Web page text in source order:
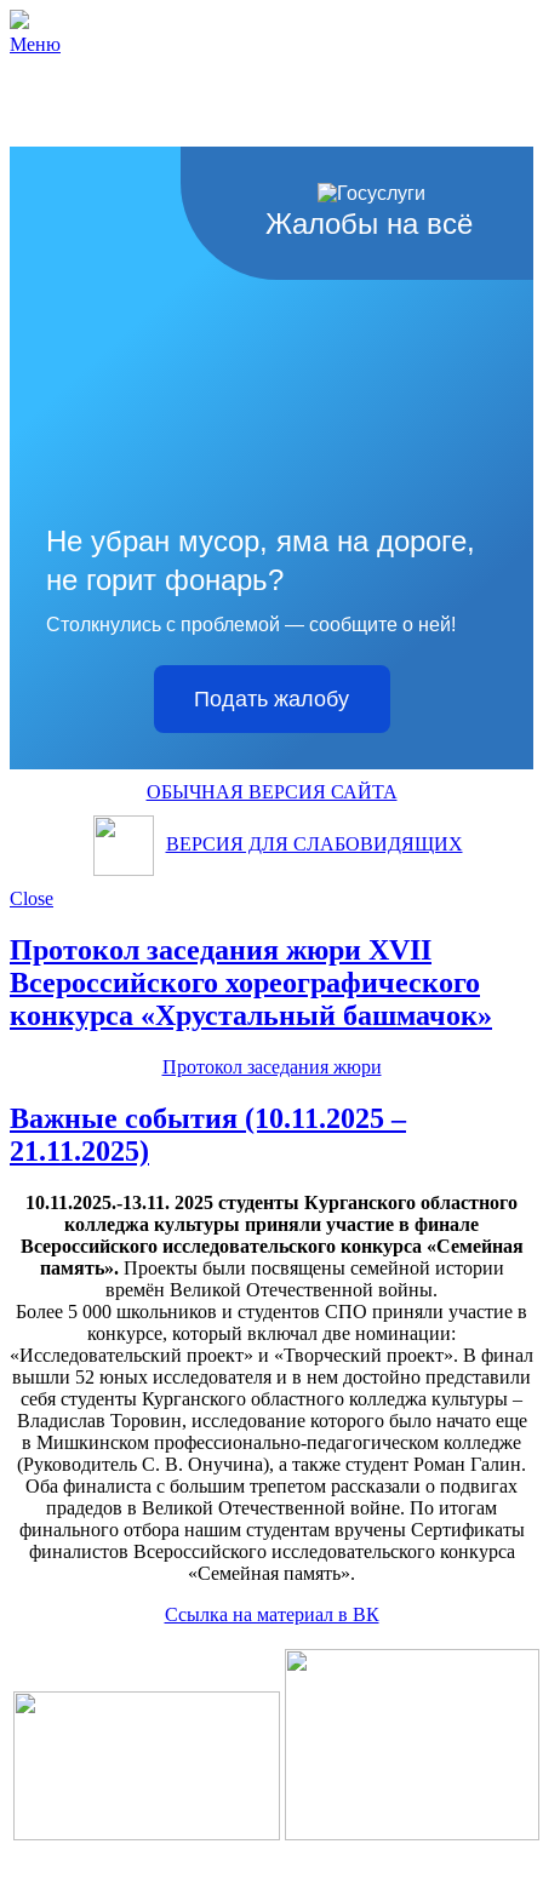
Меню
Жалобы на всё
Не убран мусор, яма на дороге,
не горит фонарь?
Столкнулись с проблемой — сообщите о ней!
Подать жалобу
ОБЫЧНАЯ ВЕРСИЯ САЙТА
ВЕРСИЯ ДЛЯ СЛАБОВИДЯЩИХ
Close
Протокол заседания жюри XVII
Всероссийского хореографического
конкурса «Хрустальный башмачок»
Протокол заседания жюри
Важные события (10.11.2025 –
21.11.2025)
10.11.2025.-13.11. 2025 студенты Курганского областного
колледжа культуры приняли участие в финале
Всероссийского исследовательского конкурса «Семейная
память». Проекты были посвящены семейной истории
времён Великой Отечественной войны.
Более 5 000 школьников и студентов СПО приняли участие в
конкурсе, который включал две номинации:
«Исследовательский проект» и «Творческий проект». В финал
вышли 52 юных исследователя и в нем достойно представили
себя студенты Курганского областного колледжа культуры –
Владислав Торовин, исследование которого было начато еще
в Мишкинском профессионально-педагогическом колледже
(Руководитель С. В. Онучина), а также студент Роман Галин.
Оба финалиста с большим трепетом рассказали о подвигах
прадедов в Великой Отечественной войне. По итогам
финального отбора нашим студентам вручены Сертификаты
финалистов Всероссийского исследовательского конкурса
«Семейная память».
Ссылка на материал в ВК